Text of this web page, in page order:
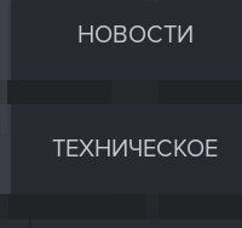
НОВОСТИ
ТЕХНИЧЕСКОЕ